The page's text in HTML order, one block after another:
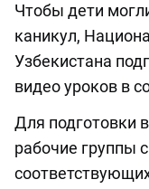
Чтобы дети
каникул,
Узбекистана
видео уроков в
Для подготовки
рабочие группы